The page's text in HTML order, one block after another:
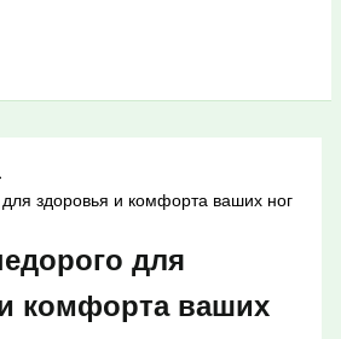
здоровья и комфорта ваших ног
для
комфорта ваших